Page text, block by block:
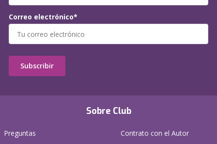
Sobre Club
Preguntas
Contrato con el Autor
Correo electrónico*
Subscribir